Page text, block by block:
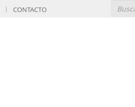
CONTACTO